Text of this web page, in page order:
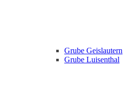
Grube Geislautern
Grube Luisenthal